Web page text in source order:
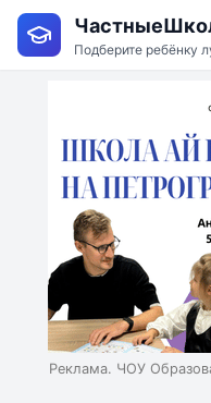
Подберите ребёнку
Реклама. ЧОУ